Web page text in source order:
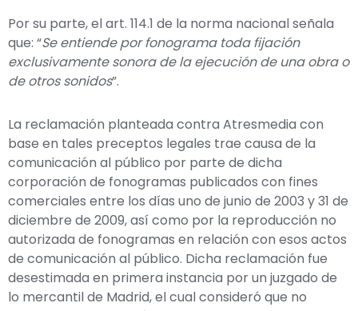
Por su parte, el art. 114.1 de la norma nacional señala
que: “Se entiende por fonograma toda fijación
exclusivamente sonora de la ejecución de una obra o
de otros sonidos”.
La reclamación planteada contra Atresmedia con
base en tales preceptos legales trae causa de la
comunicación al público por parte de dicha
corporación de fonogramas publicados con fines
comerciales entre los días uno de junio de 2003 y 31 de
diciembre de 2009, así como por la reproducción no
autorizada de fonogramas en relación con esos actos
de comunicación al público. Dicha reclamación fue
desestimada en primera instancia por un juzgado de
lo mercantil de Madrid, el cual consideró que no